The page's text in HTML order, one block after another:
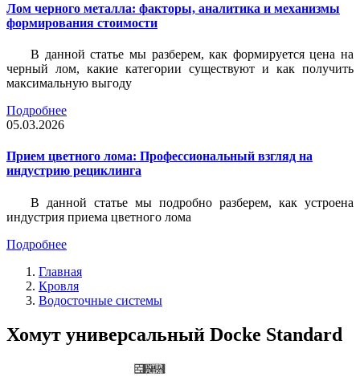
Лом черного металла: факторы, аналитика и механизмы
формирования стоимости
В данной статье мы разберем, как формируется цена на
черный лом, какие категории существуют и как получить
максимальную выгоду
Подробнее
05.03.2026
Прием цветного лома: Профессиональный взгляд на
индустрию рециклинга
В данной статье мы подробно разберем, как устроена
индустрия приема цветного лома
Подробнее
Главная
Кровля
Водосточные системы
Хомут универсальный Docke Standard